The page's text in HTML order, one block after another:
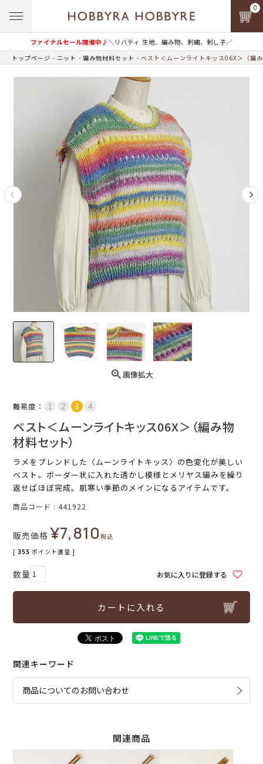
ファイナルセール開催中♪＼リバティ 生地、編み物、刺繍、刺し子／
0
トップページ ニット 編み物材料セット ベスト＜ムーンライトキッス06X＞（編
画像拡大
難易度：
ベスト＜ムーンライトキッス06X＞（編み物
材料セット）
ラメをブレンドした〈ムーンライトキッス〉の色変化が美しい
ベスト。ボーダー状に入れた透かし模様とメリヤス編みを繰り
返せばほぼ完成。肌寒い季節のメインになるアイテムです。
商品コード 441922
販売価格 ¥7,810税込
[ 355 ポイント進呈 ]
お気に入りに登録する
カートに入れる
関連キーワード
商品についてのお問い合わせ
関連商品